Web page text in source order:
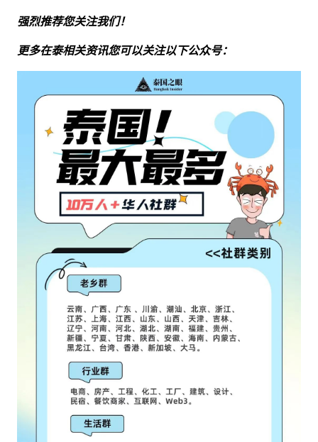
强烈推荐您关注我们！
更多在泰相关资讯您可以关注以下公众号：